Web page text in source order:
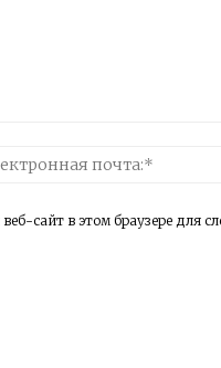
ГОРОДСКОЙ РОМАНС
ГРАНИТ НАУКИ…
сайт в этом браузере для